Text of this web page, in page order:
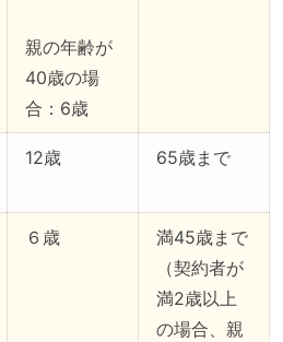
親の年齢が
40歳の場
合：6歳
12歳 65歳まで
６歳
満45歳まで
（契約者が
満2歳以上
の場合、親